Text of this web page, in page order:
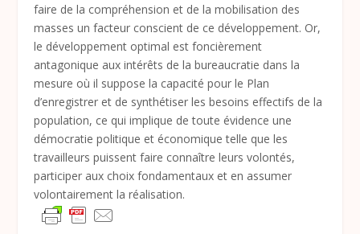
faire de la compréhension et de la mobilisation des
masses un facteur conscient de ce développement. Or,
le développement optimal est foncièrement
antagonique aux intérêts de la bureaucratie dans la
mesure où il suppose la capacité pour le Plan
d’enregistrer et de synthétiser les besoins effectifs de la
population, ce qui implique de toute évidence une
démocratie politique et économique telle que les
travailleurs puissent faire connaître leurs volontés,
participer aux choix fondamentaux et en assumer
volontairement la réalisation.